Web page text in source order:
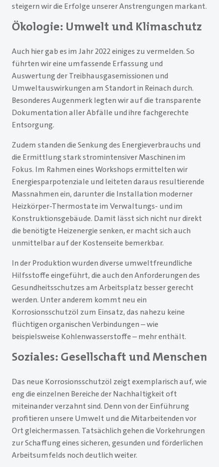
steigern wir die Erfolge unserer Anstrengungen markant.
Ökologie: Umwelt und Klimaschutz
Auch hier gab es im Jahr 2022 einiges zu vermelden. So
führten wir eine umfassende Erfassung und
Auswertung der Treibhausgasemissionen und
Umweltauswirkungen am Standort in Reinach durch.
Besonderes Augenmerk legten wir auf die transparente
Dokumentation aller Abfälle und ihre fachgerechte
Entsorgung.
Zudem standen die Senkung des Energieverbrauchs und
die Ermittlung stark stromintensiver Maschinen im
Fokus. Im Rahmen eines Workshops ermittelten wir
Energiesparpotenziale und leiteten daraus resultierende
Massnahmen ein, darunter die Installation moderner
Heizkörper-Thermostate im Verwaltungs- und im
Konstruktionsgebäude. Damit lässt sich nicht nur direkt
die benötigte Heizenergie senken, er macht sich auch
unmittelbar auf der Kostenseite bemerkbar.
In der Produktion wurden diverse umweltfreundliche
Hilfsstoffe eingeführt, die auch den Anforderungen des
Gesundheitsschutzes am Arbeitsplatz besser gerecht
werden. Unter anderem kommt neu ein
Korrosionsschutzöl zum Einsatz, das nahezu keine
flüchtigen organischen Verbindungen – wie
beispielsweise Kohlenwasserstoffe – mehr enthält.
Soziales: Gesellschaft und Menschen
Das neue Korrosionsschutzöl zeigt exemplarisch auf, wie
eng die einzelnen Bereiche der Nachhaltigkeit oft
miteinander verzahnt sind. Denn von der Einführung
profitieren unsere Umwelt und die Mitarbeitenden vor
Ort gleichermassen. Tatsächlich gehen die Vorkehrungen
zur Schaffung eines sicheren, gesunden und förderlichen
Arbeitsumfelds noch deutlich weiter.